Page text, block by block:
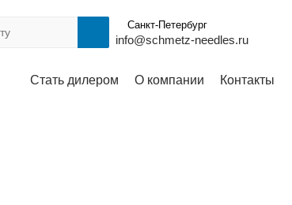
Санкт-Петербург
info@schmetz-needles.ru
Стать дилером О компании Контакты